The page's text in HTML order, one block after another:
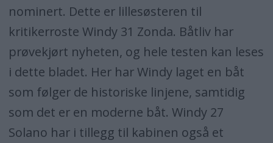
nominert. Dette er lillesøsteren til
kritikerroste Windy 31 Zonda. Båtliv har
prøvekjørt nyheten, og hele testen kan leses
i dette bladet. Her har Windy laget en båt
som følger de historiske linjene, samtidig
som det er en moderne båt. Windy 27
Solano har i tillegg til kabinen også et